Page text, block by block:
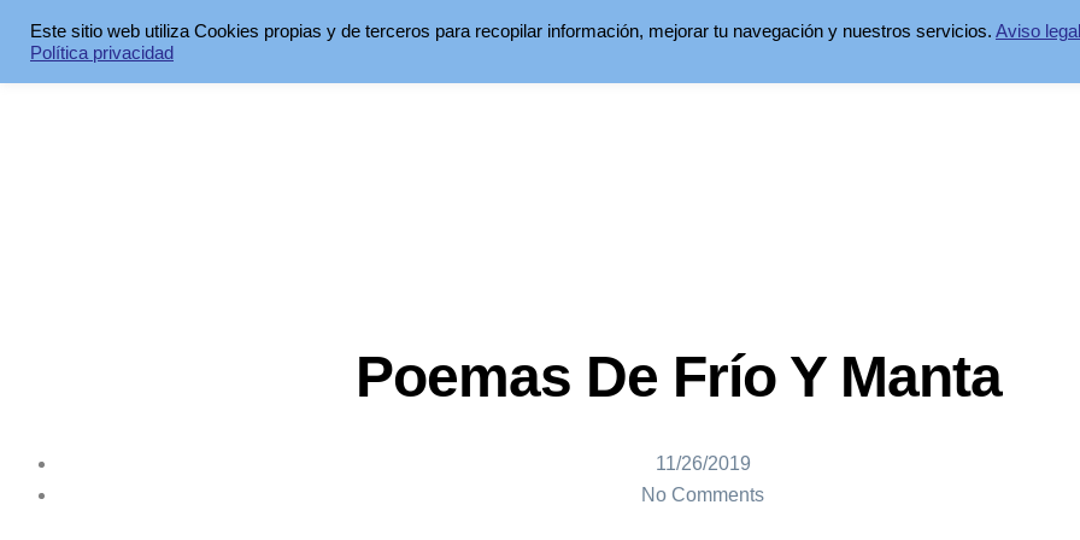
Poemas De Frío Y Manta
11/26/2019
No Comments
Este sitio web utiliza Cookies propias y de terceros para recopilar información, mejorar tu navegación y nuestros servicios. Aviso legal
Política privacidad